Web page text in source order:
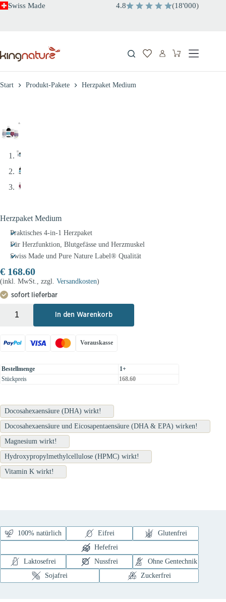
ZumSwiss Made 4.8 (18'000)
Warenkorb
Start Produkt-Pakete Herzpaket Medium
Herzpaket Medium
Praktisches 4-in-1 Herzpaket
Für Herzfunktion, Blutgefässe und Herzmuskel
Swiss Made und Pure Nature Label® Qualität
€ 168.60
(inkl. MwSt., zzgl. Versandkosten)
sofort lieferbar
In den Warenkorb
Vorauskasse
Bestellmenge
1+
Stückpreis
168.60
Docosahexaensäure (DHA) wirkt!
Docosahexaensäure und Eicosapentaensäure (DHA & EPA) wirken!
Magnesium wirkt!
Hydroxypropylmethylcellulose (HPMC) wirkt!
Vitamin K wirkt!
100% natürlich Eifrei
Glutenfrei
Hefefrei
Laktosefrei
Nussfrei
Ohne Gentechnik
Sojafrei
Zuckerfrei